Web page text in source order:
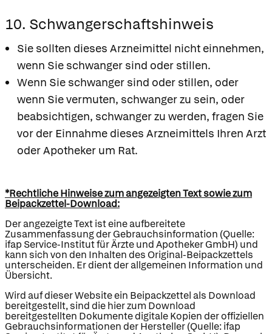
10. Schwangerschaftshinweis
Sie sollten dieses Arzneimittel nicht einnehmen,
wenn Sie schwanger sind oder stillen.
Wenn Sie schwanger sind oder stillen, oder
wenn Sie vermuten, schwanger zu sein, oder
beabsichtigen, schwanger zu werden, fragen Sie
vor der Einnahme dieses Arzneimittels Ihren Arzt
oder Apotheker um Rat.
*Rechtliche Hinweise zum angezeigten Text sowie zum
Beipackzettel-Download:
Der angezeigte Text ist eine aufbereitete
Zusammenfassung der Gebrauchsinformation (Quelle:
ifap Service-Institut für Ärzte und Apotheker GmbH) und
kann sich von den Inhalten des Original-Beipackzettels
unterscheiden. Er dient der allgemeinen Information und
Übersicht.
Wird auf dieser Website ein Beipackzettel als Download
bereitgestellt, sind die hier zum Download
bereitgestellten Dokumente digitale Kopien der offiziellen
Gebrauchsinformationen der Hersteller (Quelle: ifap